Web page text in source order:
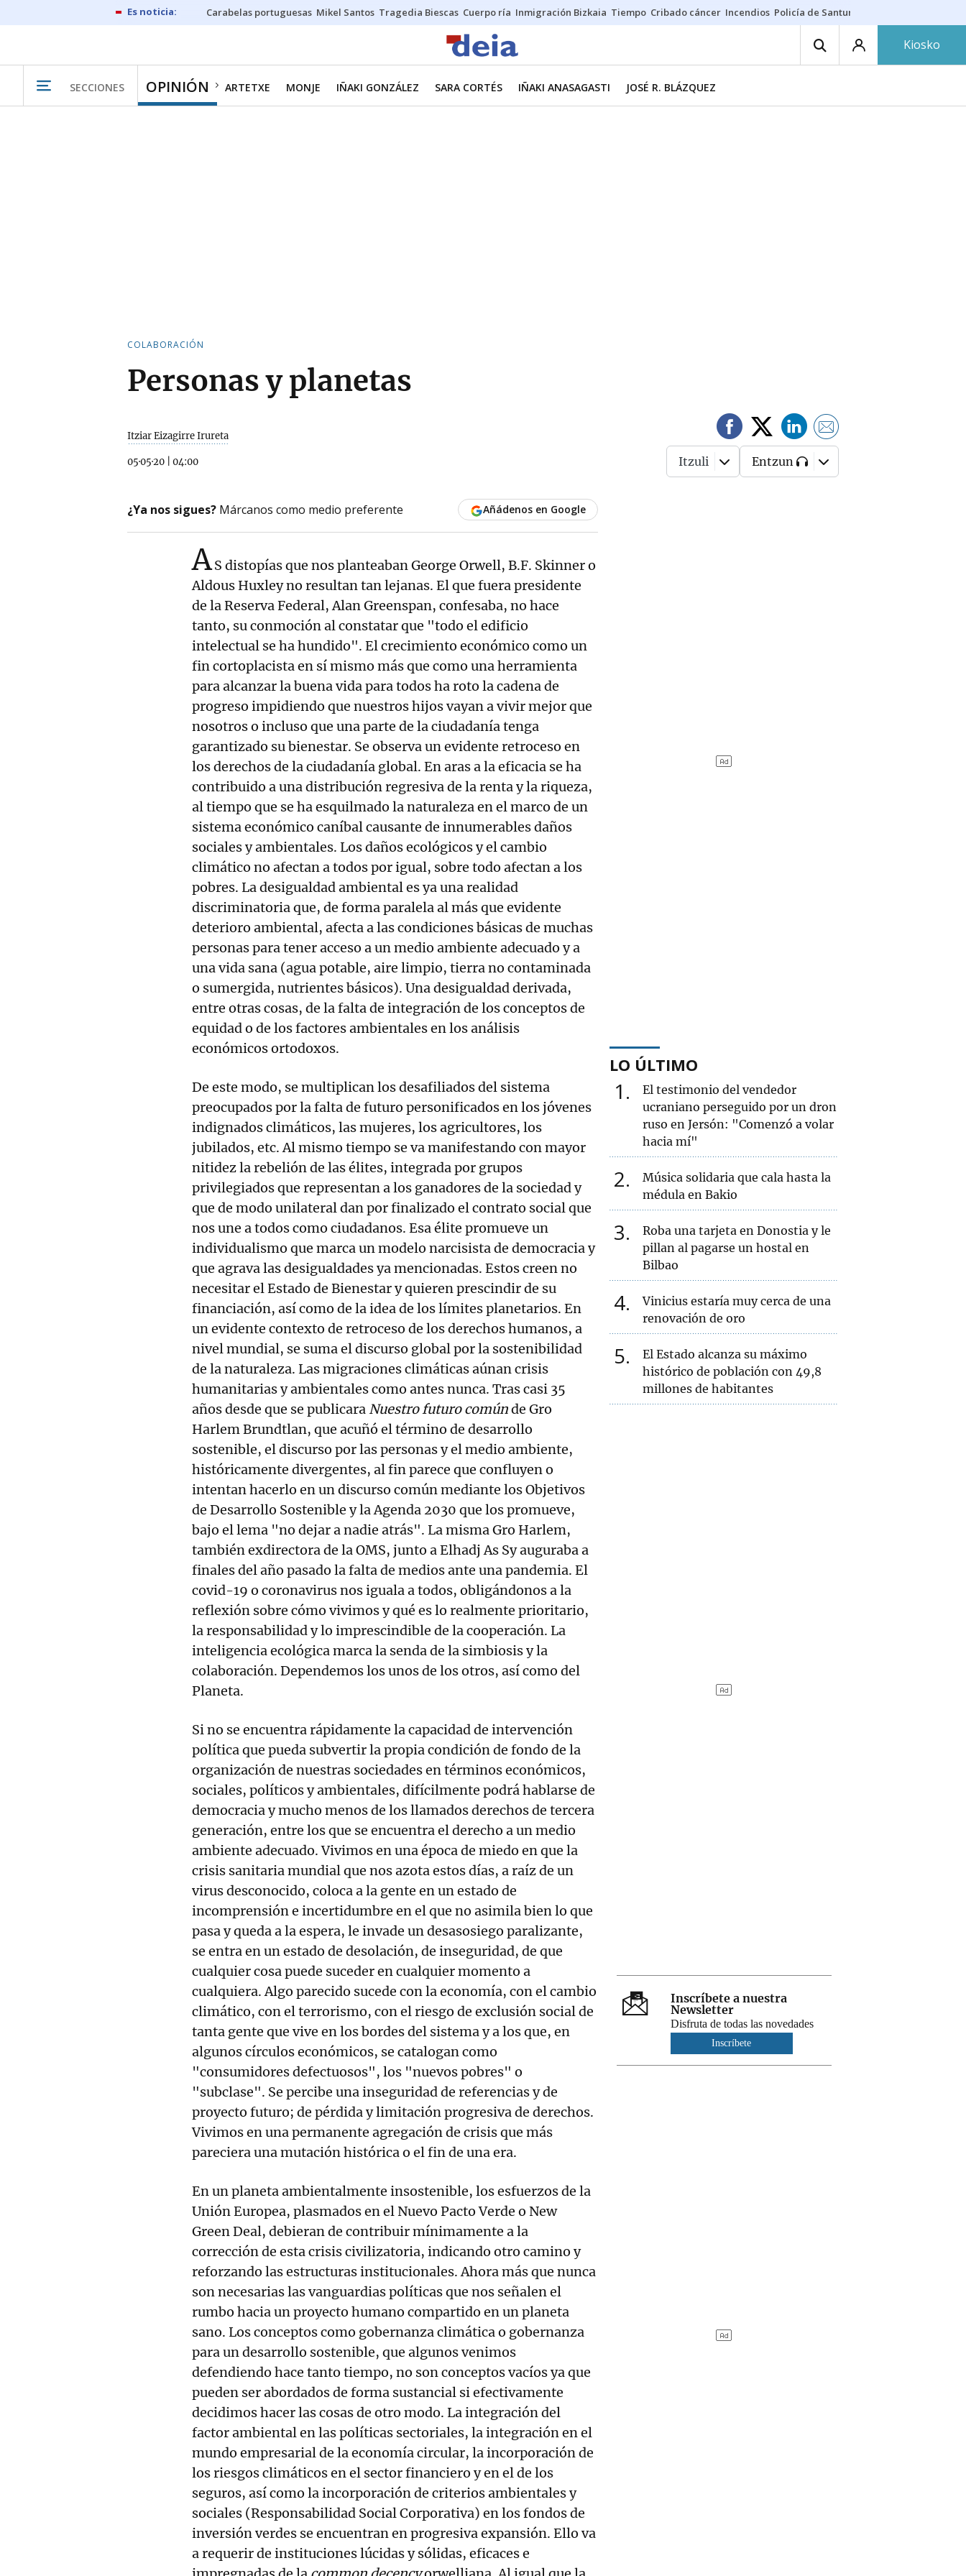
Carabelas portuguesas Mikel Santos Tragedia Biescas Cuerpo ría Inmigración Bizkaia Tiempo Cribado cáncer Incendios Policía de Santurtzi
Kiosko
SECCIONES OPINIÓN ARTETXE MONJE IÑAKI GONZÁLEZ SARA CORTÉS IÑAKI ANASAGASTI JOSÉ R. BLÁZQUEZ
COLABORACIÓN
Personas y planetas
Itziar Eizagirre Irureta
05·05·20 04:00 Itzuli Entzun
¿Ya nos sigues? Márcanos como medio preferente Añádenos en Google
AS distopías que nos planteaban George Orwell, B.F. Skinner o
Aldous Huxley no resultan tan lejanas. El que fuera presidente
de la Reserva Federal, Alan Greenspan, confesaba, no hace
tanto, su conmoción al constatar que "todo el edificio
intelectual se ha hundido". El crecimiento económico como un
fin cortoplacista en sí mismo más que como una herramienta
para alcanzar la buena vida para todos ha roto la cadena de
progreso impidiendo que nuestros hijos vayan a vivir mejor que
nosotros o incluso que una parte de la ciudadanía tenga
garantizado su bienestar. Se observa un evidente retroceso en
los derechos de la ciudadanía global. En aras a la eficacia se ha
contribuido a una distribución regresiva de la renta y la riqueza,
al tiempo que se ha esquilmado la naturaleza en el marco de un
sistema económico caníbal causante de innumerables daños
sociales y ambientales. Los daños ecológicos y el cambio
climático no afectan a todos por igual, sobre todo afectan a los
pobres. La desigualdad ambiental es ya una realidad
discriminatoria que, de forma paralela al más que evidente
deterioro ambiental, afecta a las condiciones básicas de muchas
personas para tener acceso a un medio ambiente adecuado y a
una vida sana (agua potable, aire limpio, tierra no contaminada
o sumergida, nutrientes básicos). Una desigualdad derivada,
entre otras cosas, de la falta de integración de los conceptos de
equidad o de los factores ambientales en los análisis
económicos ortodoxos.
De este modo, se multiplican los desafiliados del sistema
preocupados por la falta de futuro personificados en los jóvenes
indignados climáticos, las mujeres, los agricultores, los
jubilados, etc. Al mismo tiempo se va manifestando con mayor
nitidez la rebelión de las élites, integrada por grupos
privilegiados que representan a los ganadores de la sociedad y
que de modo unilateral dan por finalizado el contrato social que
nos une a todos como ciudadanos. Esa élite promueve un
individualismo que marca un modelo narcisista de democracia y
que agrava las desigualdades ya mencionadas. Estos creen no
necesitar el Estado de Bienestar y quieren prescindir de su
financiación, así como de la idea de los límites planetarios. En
un evidente contexto de retroceso de los derechos humanos, a
nivel mundial, se suma el discurso global por la sostenibilidad
de la naturaleza. Las migraciones climáticas aúnan crisis
humanitarias y ambientales como antes nunca. Tras casi 35
años desde que se publicara Nuestro futuro comúnde Gro
Harlem Brundtlan, que acuñó el término de desarrollo
sostenible, el discurso por las personas y el medio ambiente,
históricamente divergentes, al fin parece que confluyen o
intentan hacerlo en un discurso común mediante los Objetivos
de Desarrollo Sostenible y la Agenda 2030 que los promueve,
bajo el lema "no dejar a nadie atrás". La misma Gro Harlem,
también exdirectora de la OMS, junto a Elhadj As Sy auguraba a
finales del año pasado la falta de medios ante una pandemia. El
covid-19 o coronavirus nos iguala a todos, obligándonos a la
reflexión sobre cómo vivimos y qué es lo realmente prioritario,
la responsabilidad y lo imprescindible de la cooperación. La
inteligencia ecológica marca la senda de la simbiosis y la
colaboración. Dependemos los unos de los otros, así como del
Planeta.
Si no se encuentra rápidamente la capacidad de intervención
política que pueda subvertir la propia condición de fondo de la
organización de nuestras sociedades en términos económicos,
sociales, políticos y ambientales, difícilmente podrá hablarse de
democracia y mucho menos de los llamados derechos de tercera
generación, entre los que se encuentra el derecho a un medio
ambiente adecuado. Vivimos en una época de miedo en que la
crisis sanitaria mundial que nos azota estos días, a raíz de un
virus desconocido, coloca a la gente en un estado de
incomprensión e incertidumbre en el que no asimila bien lo que
pasa y queda a la espera, le invade un desasosiego paralizante,
se entra en un estado de desolación, de inseguridad, de que
cualquier cosa puede suceder en cualquier momento a
cualquiera. Algo parecido sucede con la economía, con el cambio
climático, con el terrorismo, con el riesgo de exclusión social de
tanta gente que vive en los bordes del sistema y a los que, en
algunos círculos económicos, se catalogan como
"consumidores defectuosos", los "nuevos pobres" o
"subclase". Se percibe una inseguridad de referencias y de
proyecto futuro; de pérdida y limitación progresiva de derechos.
Vivimos en una permanente agregación de crisis que más
pareciera una mutación histórica o el fin de una era.
En un planeta ambientalmente insostenible, los esfuerzos de la
Unión Europea, plasmados en el Nuevo Pacto Verde o New
Green Deal, debieran de contribuir mínimamente a la
corrección de esta crisis civilizatoria, indicando otro camino y
reforzando las estructuras institucionales. Ahora más que nunca
son necesarias las vanguardias políticas que nos señalen el
rumbo hacia un proyecto humano compartido en un planeta
sano. Los conceptos como gobernanza climática o gobernanza
para un desarrollo sostenible, que algunos venimos
defendiendo hace tanto tiempo, no son conceptos vacíos ya que
pueden ser abordados de forma sustancial si efectivamente
decidimos hacer las cosas de otro modo. La integración del
factor ambiental en las políticas sectoriales, la integración en el
mundo empresarial de la economía circular, la incorporación de
los riesgos climáticos en el sector financiero y en el de los
seguros, así como la incorporación de criterios ambientales y
sociales (Responsabilidad Social Corporativa) en los fondos de
inversión verdes se encuentran en progresiva expansión. Ello va
a requerir de instituciones lúcidas y sólidas, eficaces e
LO ÚLTIMO
1
El testimonio del vendedor
ucraniano perseguido por un dron
ruso en Jersón: "Comenzó a volar
hacia mí"
2
Música solidaria que cala hasta la
médula en Bakio
3
Roba una tarjeta en Donostia y le
pillan al pagarse un hostal en
Bilbao
4
Vinicius estaría muy cerca de una
renovación de oro
5
El Estado alcanza su máximo
histórico de población con 49,8
millones de habitantes
Inscríbete a nuestra
Newsletter
Disfruta de todas las novedades
Inscríbete